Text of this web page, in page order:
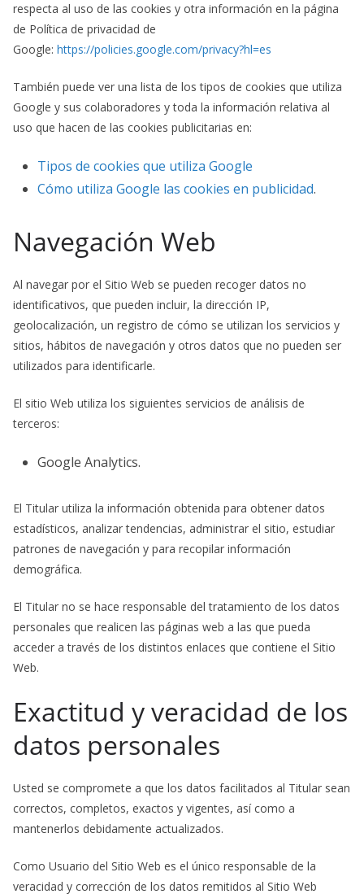
respecta al uso de las cookies y otra información en la página
de Política de privacidad de
Google: https://policies.google.com/privacy?hl=es
También puede ver una lista de los tipos de cookies que utiliza
Google y sus colaboradores y toda la información relativa al
uso que hacen de las cookies publicitarias en:
Tipos de cookies que utiliza Google
Cómo utiliza Google las cookies en publicidad.
Navegación Web
Al navegar por el Sitio Web se pueden recoger datos no
identificativos, que pueden incluir, la dirección IP,
geolocalización, un registro de cómo se utilizan los servicios y
sitios, hábitos de navegación y otros datos que no pueden ser
utilizados para identificarle.
El sitio Web utiliza los siguientes servicios de análisis de
terceros:
Google Analytics.
El Titular utiliza la información obtenida para obtener datos
estadísticos, analizar tendencias, administrar el sitio, estudiar
patrones de navegación y para recopilar información
demográfica.
El Titular no se hace responsable del tratamiento de los datos
personales que realicen las páginas web a las que pueda
acceder a través de los distintos enlaces que contiene el Sitio
Web.
Exactitud y veracidad de los
datos personales
Usted se compromete a que los datos facilitados al Titular sean
correctos, completos, exactos y vigentes, así como a
mantenerlos debidamente actualizados.
Como Usuario del Sitio Web es el único responsable de la
veracidad y corrección de los datos remitidos al Sitio Web